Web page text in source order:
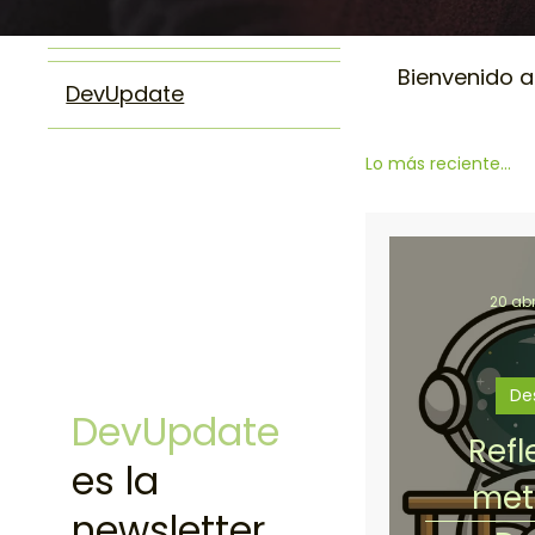
DevUpdate
DevUpdate
es la
Bienvenido
Lo más reciente...
Calidad
20